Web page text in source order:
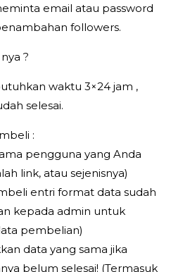
email atau password
followers.
?
waktu 3×24 jam ,
selesai.
:
pengguna yang Anda
link, atau sejenisnya)
entri format data sudah
kepada admin untuk
pembelian)
data yang sama jika
belum selesai! (Termasuk